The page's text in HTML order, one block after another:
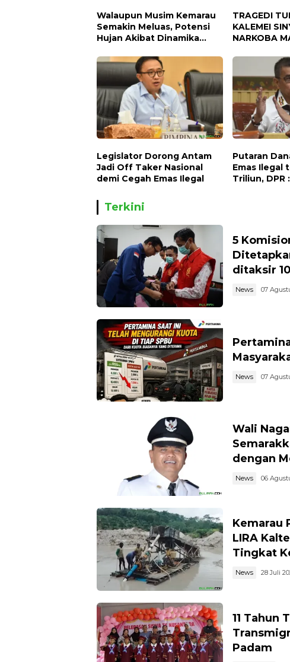
Walaupun Musim Kemarau
Semakin Meluas, Potensi
Hujan Akibat Dinamika
Periode 17 -- 23 Juli 2026
TRAGEDI
KALEMEI
NARKOBA
Legislator Dorong Antam
Jadi Off Taker Nasional
demi Cegah Emas Ilegal
Putaran
Emas Ilegal
Triliun, DPR
Terkini
5
ditaksir
News 07
News 07
Wali
dengan
News 06
Kemarau
LIRA
Tingkat
News 28 Juli
11 Tahun
Padam